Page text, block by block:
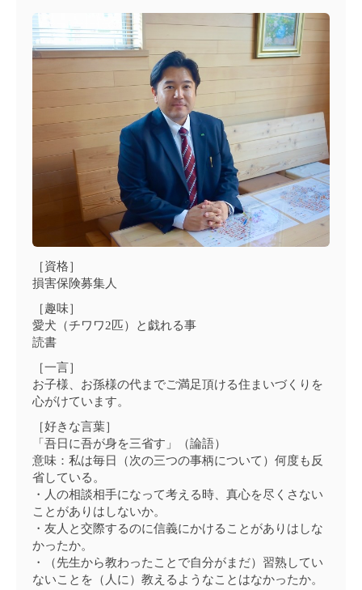
［資格］
損害保険募集人
［趣味］
愛犬（チワワ2匹）と戯れる事
読書
［一言］
お子様、お孫様の代までご満足頂ける住まいづくりを
心がけています。
［好きな言葉］
「吾日に吾が身を三省す」（論語）
意味：私は毎日（次の三つの事柄について）何度も反
省している。
・人の相談相手になって考える時、真心を尽くさない
ことがありはしないか。
・友人と交際するのに信義にかけることがありはしな
かったか。
・（先生から教わったことで自分がまだ）習熟してい
ないことを（人に）教えるようなことはなかったか。